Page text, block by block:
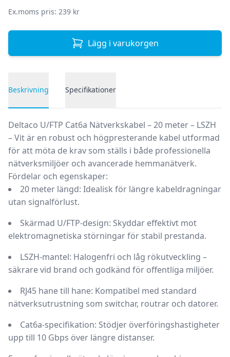
Ex.moms pris: 239 kr
Lägg i varukorgen
Beskrivning Specifikationer
Deltaco U/FTP Cat6a Nätverkskabel – 20 meter – LSZH
– Vitär en robust och högpresterande kabel utformad
för att möta de krav som ställs i både professionella
nätverksmiljöer och avancerade hemmanätverk.
Fördelar och egenskaper:
20 meter längd: Idealisk för längre kabeldragningar
utan signalförlust.
Skärmad U/FTP-design: Skyddar effektivt mot
elektromagnetiska störningar för stabil prestanda.
LSZH-mantel: Halogenfri och låg rökutveckling –
säkrare vid brand och godkänd för offentliga miljöer.
RJ45 hane till hane: Kompatibel med standard
nätverksutrustning som switchar, routrar och datorer.
Cat6a-specifikation: Stödjer överföringshastigheter
upp till 10 Gbps över längre distanser.